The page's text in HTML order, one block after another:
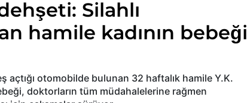
Silahlı
hamile kadının bebeği
açtığı otomobilde bulunan 32 haftalık hamile Y.K.
doktorların tüm müdahalelerine rağmen